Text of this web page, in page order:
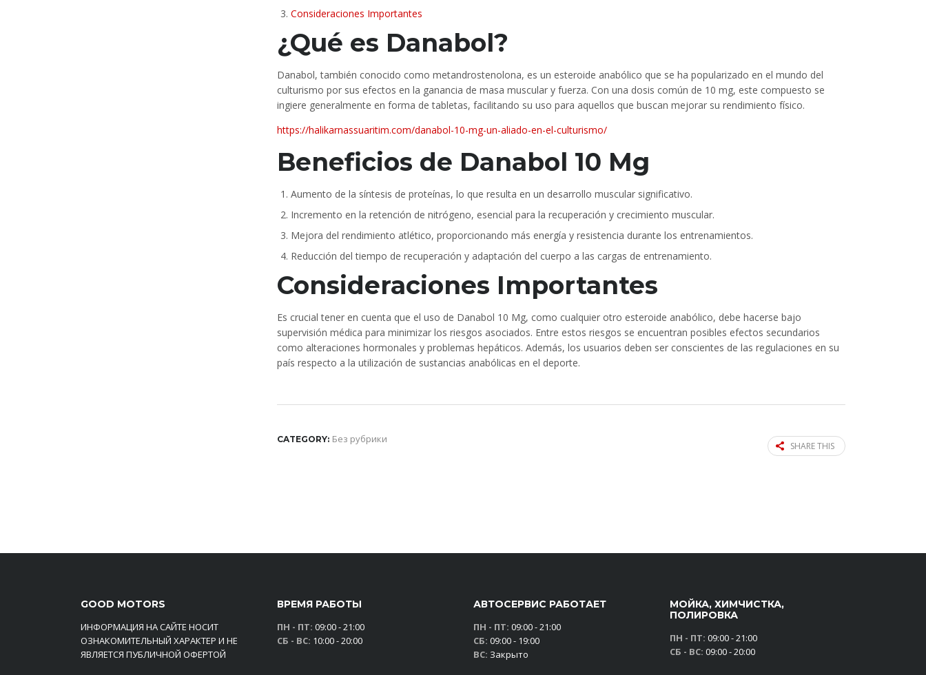
Consideraciones Importantes
¿Qué es Danabol?
Danabol, también conocido como metandrostenolona, es un esteroide anabólico que se ha popularizado en el mundo del
culturismo por sus efectos en la ganancia de masa muscular y fuerza. Con una dosis común de 10 mg, este compuesto se
ingiere generalmente en forma de tabletas, facilitando su uso para aquellos que buscan mejorar su rendimiento físico.
https://halikarnassuaritim.com/danabol-10-mg-un-aliado-en-el-culturismo/
Beneficios de Danabol 10 Mg
Aumento de la síntesis de proteínas, lo que resulta en un desarrollo muscular significativo.
Incremento en la retención de nitrógeno, esencial para la recuperación y crecimiento muscular.
Mejora del rendimiento atlético, proporcionando más energía y resistencia durante los entrenamientos.
Reducción del tiempo de recuperación y adaptación del cuerpo a las cargas de entrenamiento.
Consideraciones Importantes
Es crucial tener en cuenta que el uso de Danabol 10 Mg, como cualquier otro esteroide anabólico, debe hacerse bajo
supervisión médica para minimizar los riesgos asociados. Entre estos riesgos se encuentran posibles efectos secundarios
como alteraciones hormonales y problemas hepáticos. Además, los usuarios deben ser conscientes de las regulaciones en su
país respecto a la utilización de sustancias anabólicas en el deporte.
CATEGORY: Без рубрики
SHARE THIS
GOOD MOTORS
ИНФОРМАЦИЯ НА САЙТЕ НОСИТ
ОЗНАКОМИТЕЛЬНЫЙ ХАРАКТЕР И НЕ
ЯВЛЯЕТСЯ ПУБЛИЧНОЙ ОФЕРТОЙ
ВРЕМЯ РАБОТЫ
ПН - ПТ: 09:00 - 21:00
СБ - ВС: 10:00 - 20:00
АВТОСЕРВИС РАБОТАЕТ
ПН - ПТ: 09:00 - 21:00
СБ: 09:00 - 19:00
ВС: Закрыто
МОЙКА, ХИМЧИСТКА,
ПОЛИРОВКА
ПН - ПТ: 09:00 - 21:00
СБ - ВС: 09:00 - 20:00